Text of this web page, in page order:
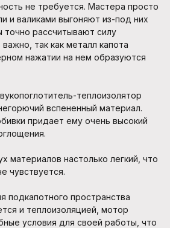
не требуется. Мастера просто
и валиками выгоняют из-под них
точно рассчитывают силу
так как металл капота
нажатии на нем образуются
теплоизолятор
вспененный материал.
придает ему очень высокий
материалов настолько легкий, что
чувствуется.
подкапотного пространства
и теплоизоляцией, мотор
условия для своей работы, что